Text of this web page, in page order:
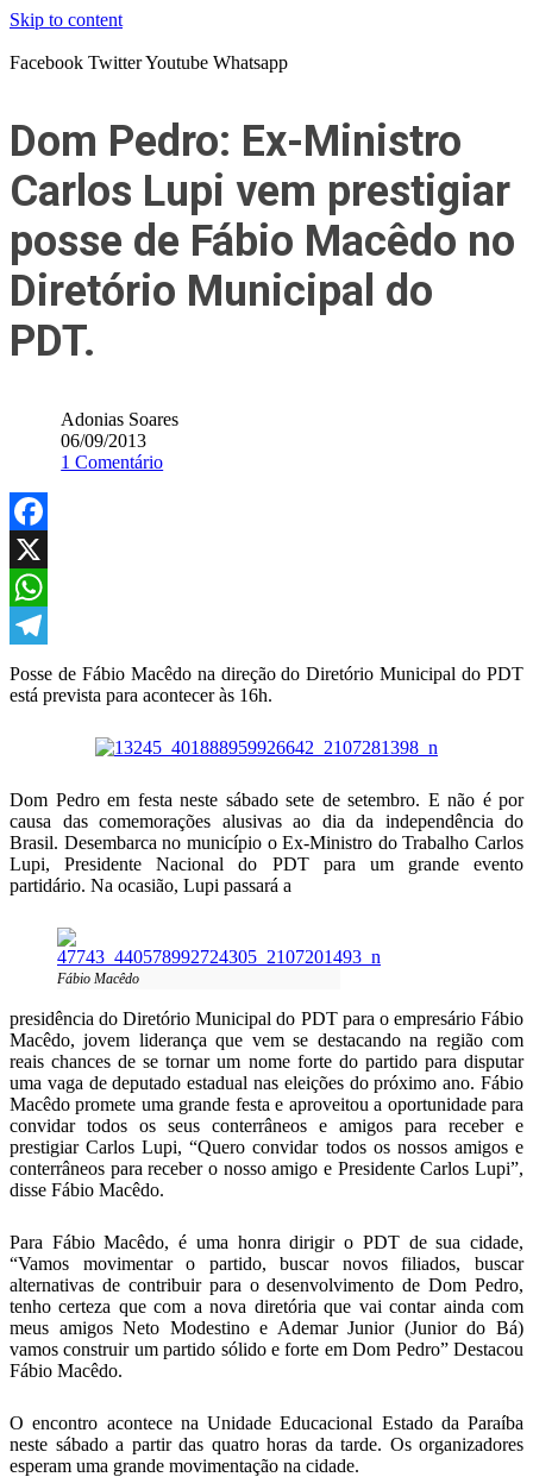
Skip to content
Facebook TwitterYoutube Whatsapp
Dom Pedro: Ex-Ministro
Carlos Lupi vem prestigiar
posse de Fábio Macêdo no
Diretório Municipal do
PDT.
Adonias Soares
06/09/2013
1 Comentário
Facebook
X
WhatsApp
Telegram
Posse de Fábio Macêdo na direção do Diretório Municipal do PDT
está prevista para acontecer às 16h.
Dom Pedro em festa neste sábado sete de setembro. E não é por
causa das comemorações alusivas ao dia da independência do
Brasil. Desembarca no município o Ex-Ministro do Trabalho Carlos
Lupi, Presidente Nacional do PDT para um grande evento
partidário. Na ocasião, Lupi passará a
Fábio Macêdo
presidência do Diretório Municipal do PDT para o empresário Fábio
Macêdo, jovem liderança que vem se destacando na região com
reais chances de se tornar um nome forte do partido para disputar
uma vaga de deputado estadual nas eleições do próximo ano. Fábio
Macêdo promete uma grande festa e aproveitou a oportunidade para
convidar todos os seus conterrâneos e amigos para receber e
prestigiar Carlos Lupi, “Quero convidar todos os nossos amigos e
conterrâneos para receber o nosso amigo e Presidente Carlos Lupi”,
disse Fábio Macêdo.
Para Fábio Macêdo, é uma honra dirigir o PDT de sua cidade,
“Vamos movimentar o partido, buscar novos filiados, buscar
alternativas de contribuir para o desenvolvimento de Dom Pedro,
tenho certeza que com a nova diretória que vai contar ainda com
meus amigos Neto Modestino e Ademar Junior (Junior do Bá)
vamos construir um partido sólido e forte em Dom Pedro” Destacou
Fábio Macêdo.
O encontro acontece na Unidade Educacional Estado da Paraíba
neste sábado a partir das quatro horas da tarde. Os organizadores
esperam uma grande movimentação na cidade.